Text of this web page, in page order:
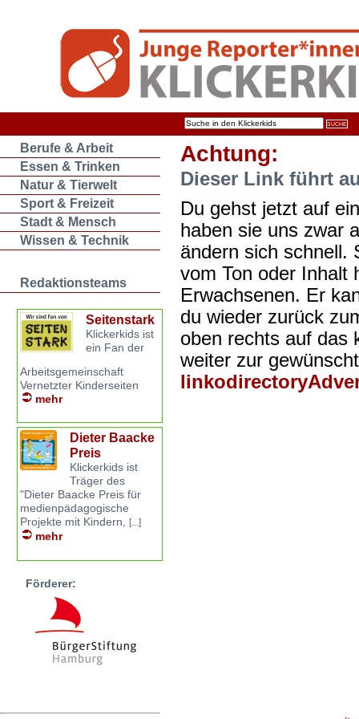
Berufe & Arbeit
Essen & Trinken
Natur & Tierwelt
Sport & Freizeit
Stadt & Mensch
Wissen & Technik
Redaktionsteams
Seitenstark
Klickerkids ist
ein Fan der
Arbeitsgemeinschaft
Vernetzter Kinderseiten
mehr
Dieter Baacke
Preis
Klickerkids ist
Träger des
"Dieter Baacke Preis für
medienpädagogische
Projekte mit Kindern, [...]
mehr
Förderer:
Achtung:
Dieser Link führt
Du gehst jetzt auf
haben sie uns zwar
ändern sich schnell.
vom Ton oder Inhalt
Erwachsenen. Er
du wieder zurück
oben rechts auf das
weiter zur